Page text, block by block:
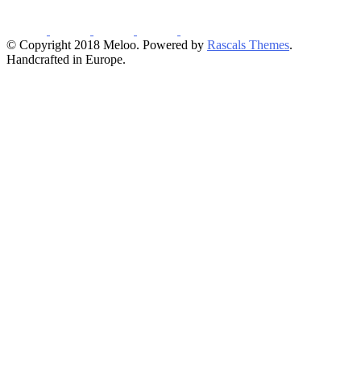
© Copyright 2018 Meloo. Powered by Rascals Themes.
Handcrafted in Europe.